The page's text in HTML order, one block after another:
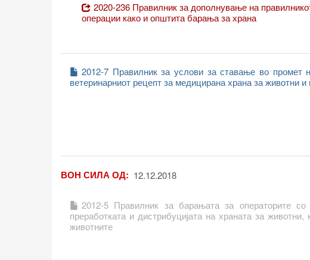
2020-236 Правилник за дополнување на
операции како и општита барања за храна
2012-7 Правилник за услови за ставање во
ветеринарниот рецепт за медицирана храна за животни
ВОН СИЛА ОД 12.12.2018
2012-5 Правилник за барањата за операторите
преработката и дистрибуцијата на храната за
животните